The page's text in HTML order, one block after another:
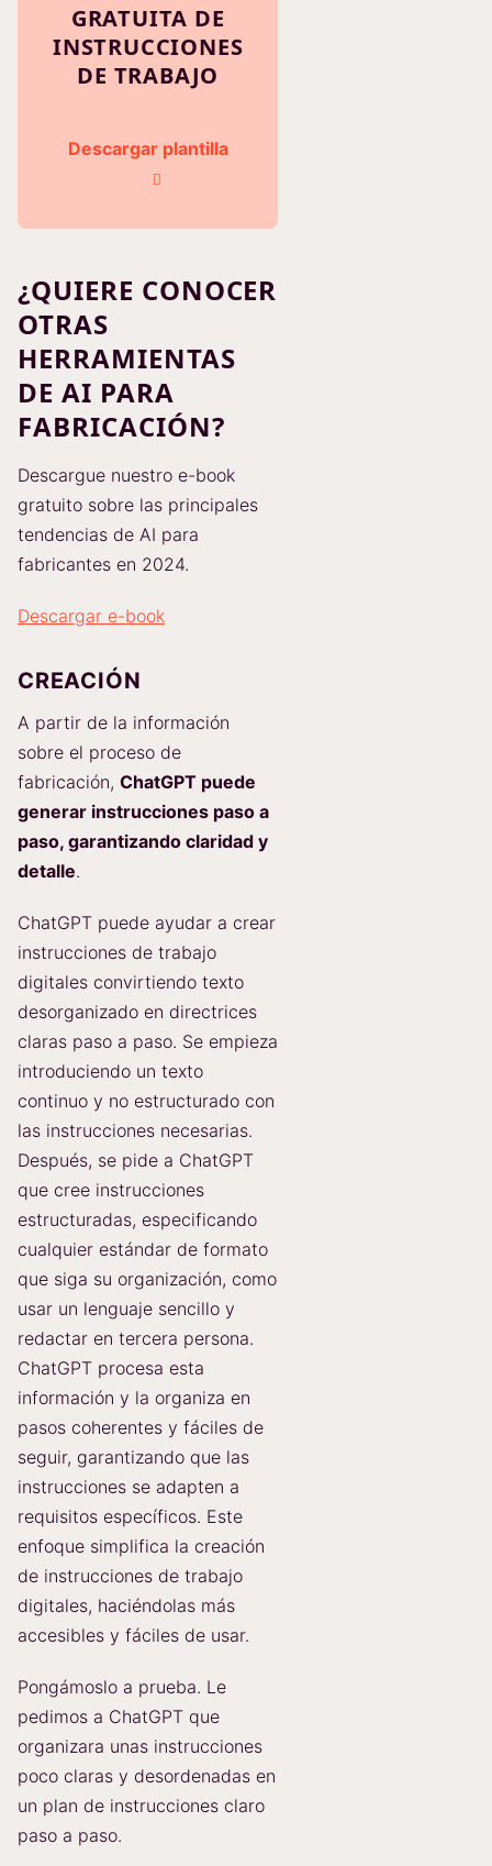
GRATUITA DE
INSTRUCCIONES
DE TRABAJO
Descargar plantilla
¿QUIERE CONOCER
OTRAS
HERRAMIENTAS
DE AI PARA
FABRICACIÓN?
Descargue nuestro e-book
gratuito sobre las principales
tendencias de AI para
fabricantes en 2024.
Descargar e-book
CREACIÓN
A partir de la información
sobre el proceso de
fabricación, ChatGPT puede
generar instrucciones paso a
paso, garantizando claridad y
detalle.
ChatGPT puede ayudar a crear
instrucciones de trabajo
digitales convirtiendo texto
desorganizado en directrices
claras paso a paso. Se empieza
introduciendo un texto
continuo y no estructurado con
las instrucciones necesarias.
Después, se pide a ChatGPT
que cree instrucciones
estructuradas, especificando
cualquier estándar de formato
que siga su organización, como
usar un lenguaje sencillo y
redactar en tercera persona.
ChatGPT procesa esta
información y la organiza en
pasos coherentes y fáciles de
seguir, garantizando que las
instrucciones se adapten a
requisitos específicos. Este
enfoque simplifica la creación
de instrucciones de trabajo
digitales, haciéndolas más
accesibles y fáciles de usar.
Pongámoslo a prueba. Le
pedimos a ChatGPT que
organizara unas instrucciones
poco claras y desordenadas en
un plan de instrucciones claro
paso a paso.